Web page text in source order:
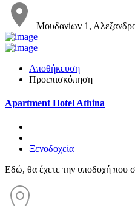
Μουδανίων 1,
Αποθήκευση
Προεπισκόπηση
Apartment Hotel Athina
Ξενοδοχεία
Εδώ, θα έχετε την υποδοχή που